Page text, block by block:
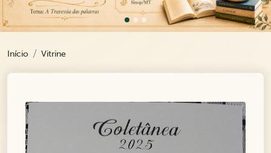
Início Vitrine